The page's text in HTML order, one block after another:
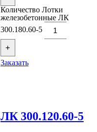
Количество Лотки
железобетонные ЛК
300.180.60-5
+
Заказать
ЛК 300.120.60-5